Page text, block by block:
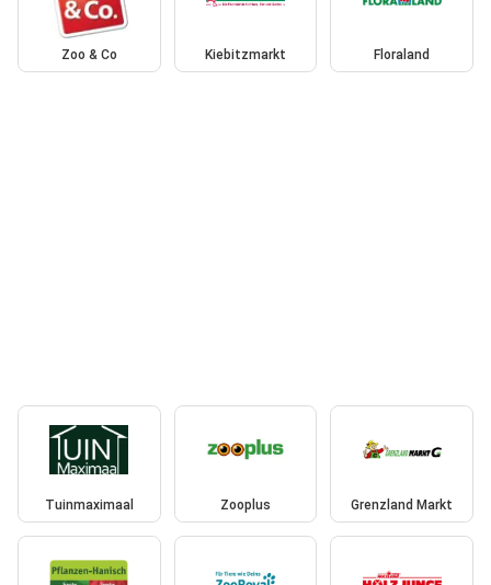
Zoo & Co Kiebitzmarkt Floraland
Tuinmaximaal Zooplus Grenzland Markt